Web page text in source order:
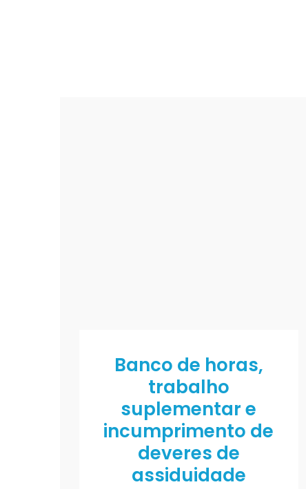
Banco de horas,
trabalho
suplementar e
incumprimento de
deveres de
assiduidade